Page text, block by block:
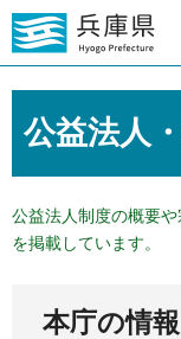
公益法人
公益法人制度の概要
を掲載しています。
本庁の情報